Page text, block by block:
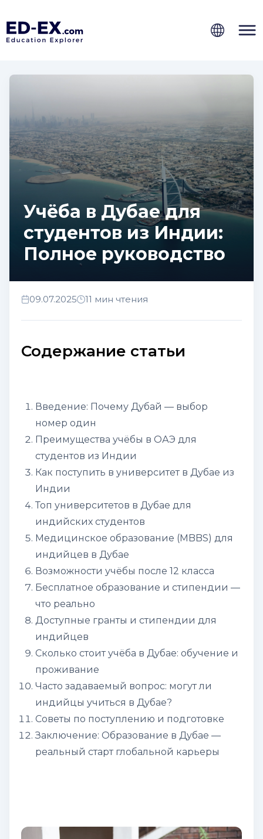
Учёба в Дубае для
студентов из Индии:
Полное руководство
09.07.2025 11 мин чтения
Содержание статьи
Введение: Почему Дубай — выбор
номер один
Преимущества учёбы в ОАЭ для
студентов из Индии
Как поступить в университет в Дубае из
Индии
Топ университетов в Дубае для
индийских студентов
Медицинское образование (MBBS) для
индийцев в Дубае
Возможности учёбы после 12 класса
Бесплатное образование и стипендии —
что реально
Доступные гранты и стипендии для
индийцев
Сколько стоит учёба в Дубае: обучение и
проживание
Часто задаваемый вопрос: могут ли
индийцы учиться в Дубае?
Советы по поступлению и подготовке
Заключение: Образование в Дубае —
реальный старт глобальной карьеры